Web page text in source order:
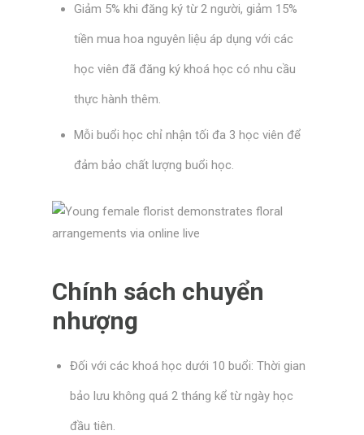
Giảm 5% khi đăng ký từ 2 người, giảm 15%
tiền mua hoa nguyên liệu áp dụng với các
học viên đã đăng ký khoá học có nhu cầu
thực hành thêm.
Mỗi buổi học chỉ nhận tối đa 3 học viên để
đảm bảo chất lượng buổi học.
Chính sách chuyển
nhượng
Đối với các khoá học dưới 10 buổi: Thời gian
bảo lưu không quá 2 tháng kể từ ngày học
đầu tiên.